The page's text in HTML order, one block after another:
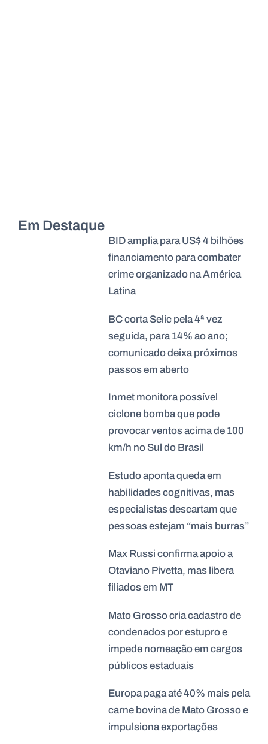
Em Destaque
BID amplia para US$ 4 bilhões
financiamento para combater
crime organizado na América
Latina
BC corta Selic pela 4ª vez
seguida, para 14% ao ano;
comunicado deixa próximos
passos em aberto
Inmet monitora possível
ciclone bomba que pode
provocar ventos acima de 100
km/h no Sul do Brasil
Estudo aponta queda em
habilidades cognitivas, mas
especialistas descartam que
pessoas estejam “mais burras”
Max Russi confirma apoio a
Otaviano Pivetta, mas libera
filiados em MT
Mato Grosso cria cadastro de
condenados por estupro e
impede nomeação em cargos
públicos estaduais
Europa paga até 40% mais pela
carne bovina de Mato Grosso e
impulsiona exportações